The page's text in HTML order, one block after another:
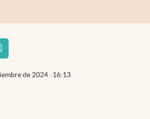
de 2024 16:13
pestaña